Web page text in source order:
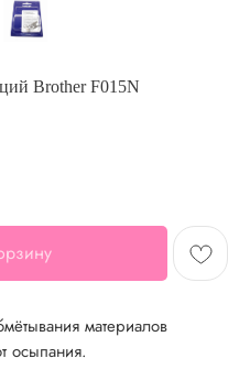
Brother F015N
материалов
осыпания.